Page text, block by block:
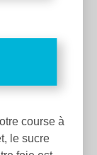
course à
le sucre